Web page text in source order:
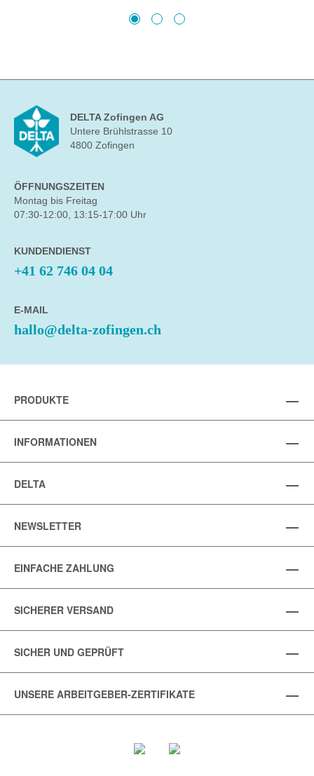
DELTA Zofingen AG
Untere Brühlstrasse 10
4800 Zofingen
ÖFFNUNGSZEITEN
Montag bis Freitag
07:30-12:00, 13:15-17:00 Uhr
KUNDENDIENST
+41 62 746 04 04
E-MAIL
hallo@delta-zofingen.ch
PRODUKTE
INFORMATIONEN
DELTA
NEWSLETTER
EINFACHE ZAHLUNG
SICHERER VERSAND
SICHER UND GEPRÜFT
UNSERE ARBEITGEBER-ZERTIFIKATE